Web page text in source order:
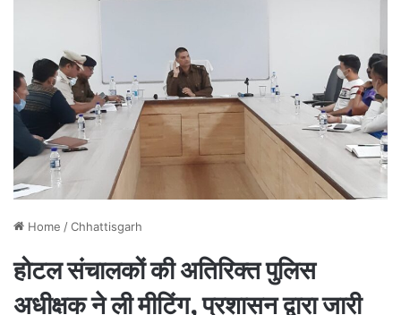
Home /Chhattisgarh
होटल संचालकों की अतिरिक्त पुलिस
अधीक्षक ने ली मीटिंग, प्रशासन द्वारा जारी